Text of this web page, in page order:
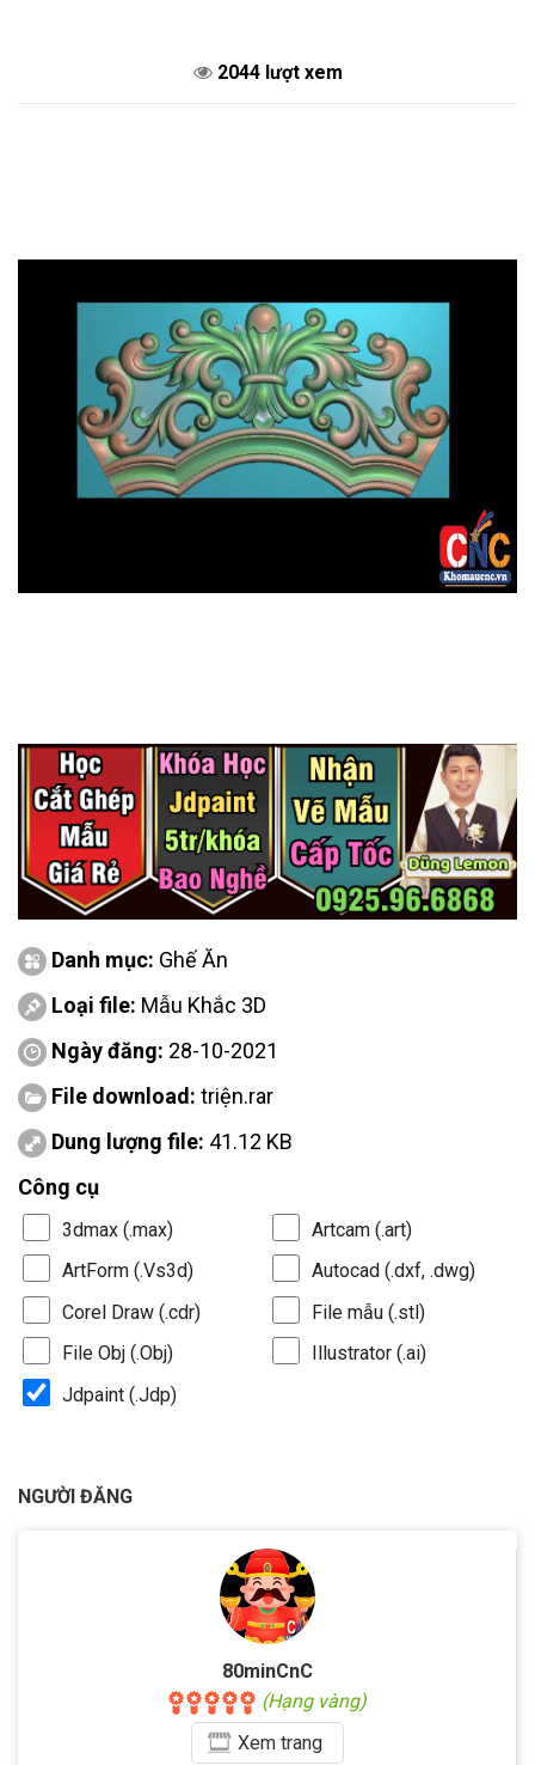
2044 lượt xem
Danh mục: Ghế Ăn
Loại file: Mẫu Khắc 3D
Ngày đăng: 28-10-2021
File download: triện.rar
Dung lượng file: 41.12 KB
Công cụ
3dmax (.max)
Artcam (.art)
ArtForm (.Vs3d)
Autocad (.dxf, .dwg)
Corel Draw (.cdr)
File mẫu (.stl)
File Obj (.Obj)
Illustrator (.ai)
Jdpaint (.Jdp)
NGƯỜI ĐĂNG
80minCnC
(Hạng vàng)
Xemtrang